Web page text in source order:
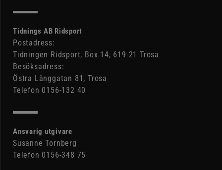
Tidnings AB Ridsport
Postadress:
Tidningen Ridsport, Box 14, 619 21 Trosa
Besöksadress:
Östra Långgatan 81, Trosa
Telefon 0156-132 40
Ansvarig utgivare
Susanne Tornberg
Telefon 0156-348 75